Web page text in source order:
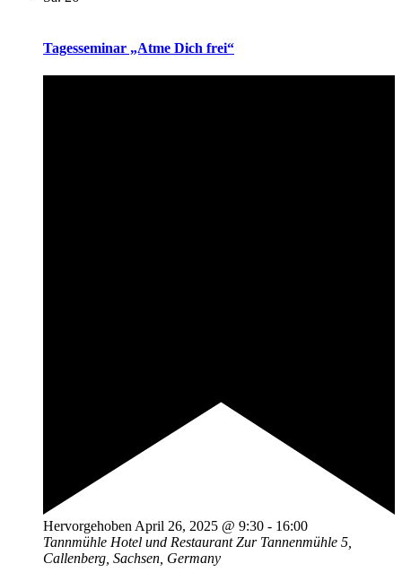
Tagesseminar „Atme Dich frei“
HervorgehobenApril 26, 2025 @ 9:30 - 16:00
Tannmühle Hotel und RestaurantZur Tannenmühle 5,
Callenberg, Sachsen, Germany